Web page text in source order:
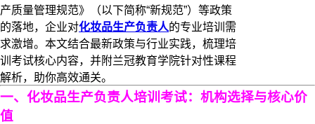
产质量管理规范》（以下简称“新规范”）等政策
的落地，企业对化妆品生产负责人的专业培训需
求激增。本文结合最新政策与行业实践，梳理培
训考试核心内容，并附​​兰冠教育学院​​针对性课程
解析，助你高效通关。
一、化妆品生产负责人培训考试：机构选择与核心价
值